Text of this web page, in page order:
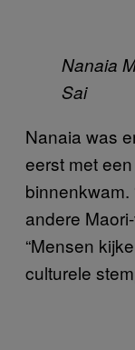
Nanaia
Sai
Nanaia was
eerst met
binnenkwam.
andere
“Mensen
culturele